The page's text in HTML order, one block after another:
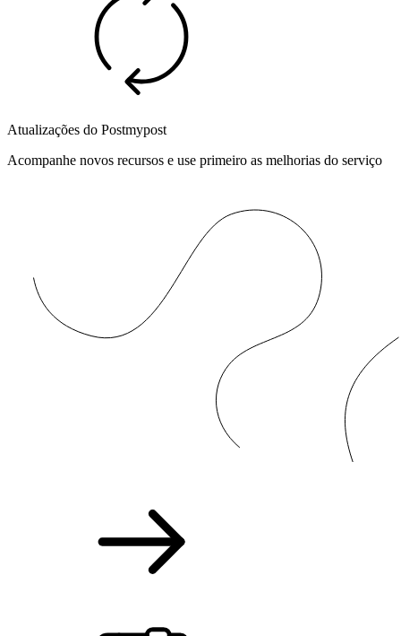
Atualizações do Postmypost
Acompanhe novos recursos e use primeiro as melhorias do serviço